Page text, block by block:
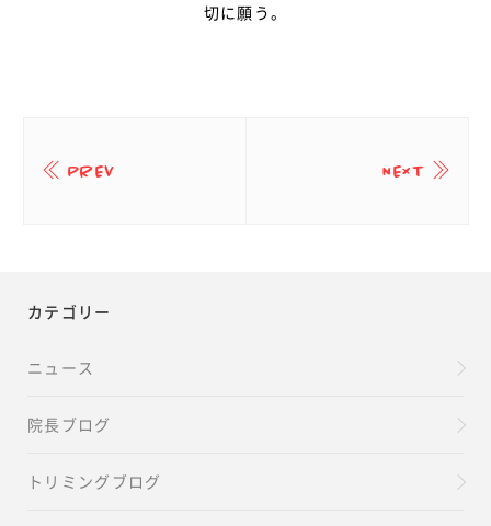
切に願う。
PREV NEXT
カテゴリー
ニュース
院長ブログ
トリミングブログ